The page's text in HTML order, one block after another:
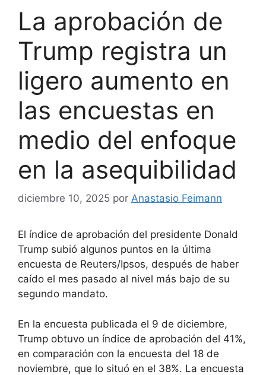
La aprobación de
Trump registra un
ligero aumento en
las encuestas en
medio del enfoque
en la asequibilidad
diciembre 10, 2025 por Anastasio Feimann
El índice de aprobación del presidente Donald
Trump subió algunos puntos en la última
encuesta de Reuters/Ipsos, después de haber
caído el mes pasado al nivel más bajo de su
segundo mandato.
En la encuesta publicada el 9 de diciembre,
Trump obtuvo un índice de aprobación del 41%,
en comparación con la encuesta del 18 de
noviembre, que lo situó en el 38%. La encuesta